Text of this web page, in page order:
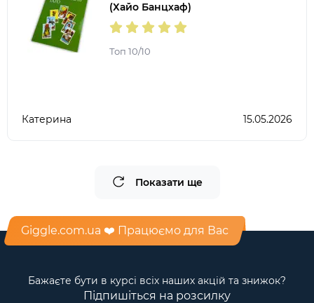
(Хайо Банцхаф)
Топ 10/10
Катерина 15.05.2026
Показати ще
Giggle.com.ua ❤️ Працюємо для Вас
Бажаєте бути в курсі всіх наших акцій та знижок?
Підпишіться на розсилку